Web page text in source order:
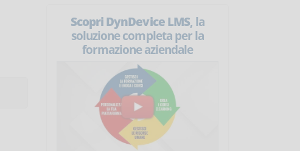
Scopri DynDevice LMS, la
soluzione completa per la
formazione aziendale